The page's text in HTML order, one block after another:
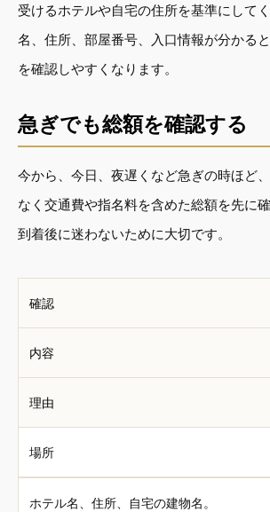
受けるホテルや自宅の住所を基準にして
名、住所、部屋番号、入口情報が分かる
を確認しやすくなります。
急ぎでも総額を確認する
今から、今日、夜遅くなど急ぎの時ほど
なく交通費や指名料を含めた総額を先に
到着後に迷わないために大切です。
確認
内容
理由
場所
ホテル名、住所、自宅の建物名。